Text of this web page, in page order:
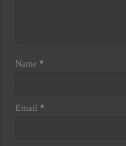
Name *
Email *